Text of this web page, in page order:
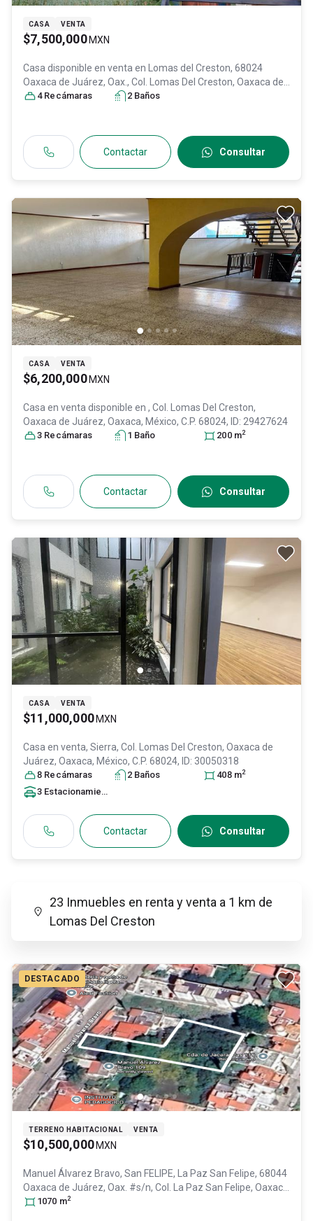
CASA VENTA
$7,500,000 MXN
Casa disponible en venta en
Lomas del Creston, 68024
Oaxaca de Juárez, Oax., Col. Lomas Del Creston, Oaxaca de
Juárez, Oaxaca , México, C.P. 68024
4 Recámaras 2 Baños
Contactar Consultar
CASA VENTA
$6,200,000 MXN
Casa en venta disponible en , Col. Lomas Del Creston,
Oaxaca de Juárez, Oaxaca, México, C.P. 68024, ID: 29427624
3 Recámaras 1 Baño 200 m2
Contactar Consultar
CASA VENTA
$11,000,000 MXN
Casa en venta, Sierra, Col. Lomas Del Creston, Oaxaca de
Juárez, Oaxaca, México, C.P. 68024, ID: 30050318
8 Recámaras 2 Baños 408 m2
3 Estacionamiento
Contactar Consultar
23 Inmuebles en renta y venta a 1 km de
Lomas Del Creston
DESTACADO
TERRENO HABITACIONAL VENTA
$10,500,000 MXN
Manuel Álvarez Bravo, San FELIPE, La Paz San Felipe, 68044
Oaxaca de Juárez, Oax. #s/n, Col. La Paz San Felipe, Oaxaca
de Juárez, Oaxaca
1070 m2